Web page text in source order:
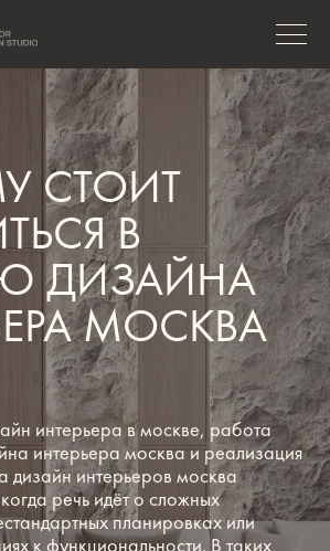
В
МОСКВА
в москве, работа
москва и реализация
интерьеров москва
идёт о сложных
планировках или
В таких
часто приводит к
бюджет и сроки
НА КОНСУЛЬТАЦИЮ